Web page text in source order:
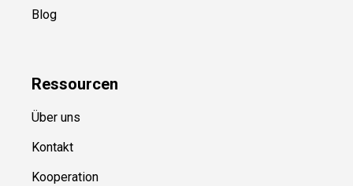
Blog
Ressourcen
Über uns
Kontakt
Kooperation